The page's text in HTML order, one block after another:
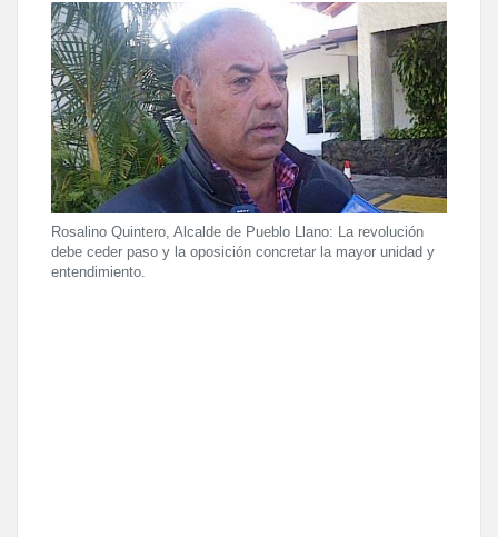
Rosalino Quintero, Alcalde de Pueblo Llano: La revolución
debe ceder paso y la oposición concretar la mayor unidad y
entendimiento.